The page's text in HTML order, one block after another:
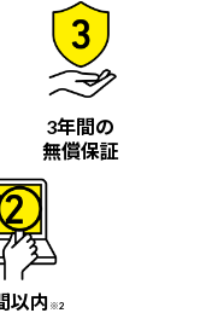
3年間の
無償保証
以内 ※2